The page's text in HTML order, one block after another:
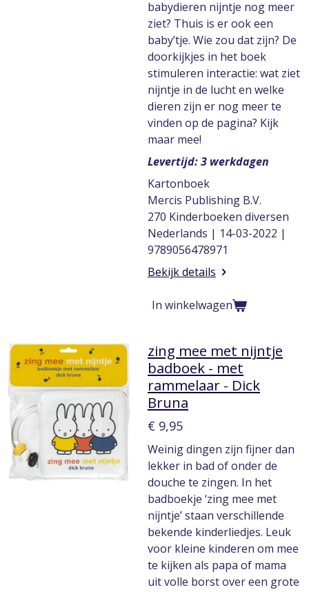
babydieren nijntje nog meer
ziet? Thuis is er ook een
baby’tje. Wie zou dat zijn? De
doorkijkjes in het boek
stimuleren interactie: wat ziet
nijntje in de lucht en welke
dieren zijn er nog meer te
vinden op de pagina? Kijk
maar mee!
Levertijd: 3 werkdagen
Kartonboek
Mercis Publishing B.V.
270 Kinderboeken diversen
Nederlands | 14-03-2022 |
9789056478971
Bekijk details
In winkelwagen
zing mee met nijntje
badboek - met
rammelaar - Dick
Bruna
€ 9,95
Weinig dingen zijn fijner dan
lekker in bad of onder de
douche te zingen. In het
badboekje ‘zing mee met
nijntje’ staan verschillende
bekende kinderliedjes. Leuk
voor kleine kinderen om mee
te kijken als papa of mama
uit volle borst over een grote